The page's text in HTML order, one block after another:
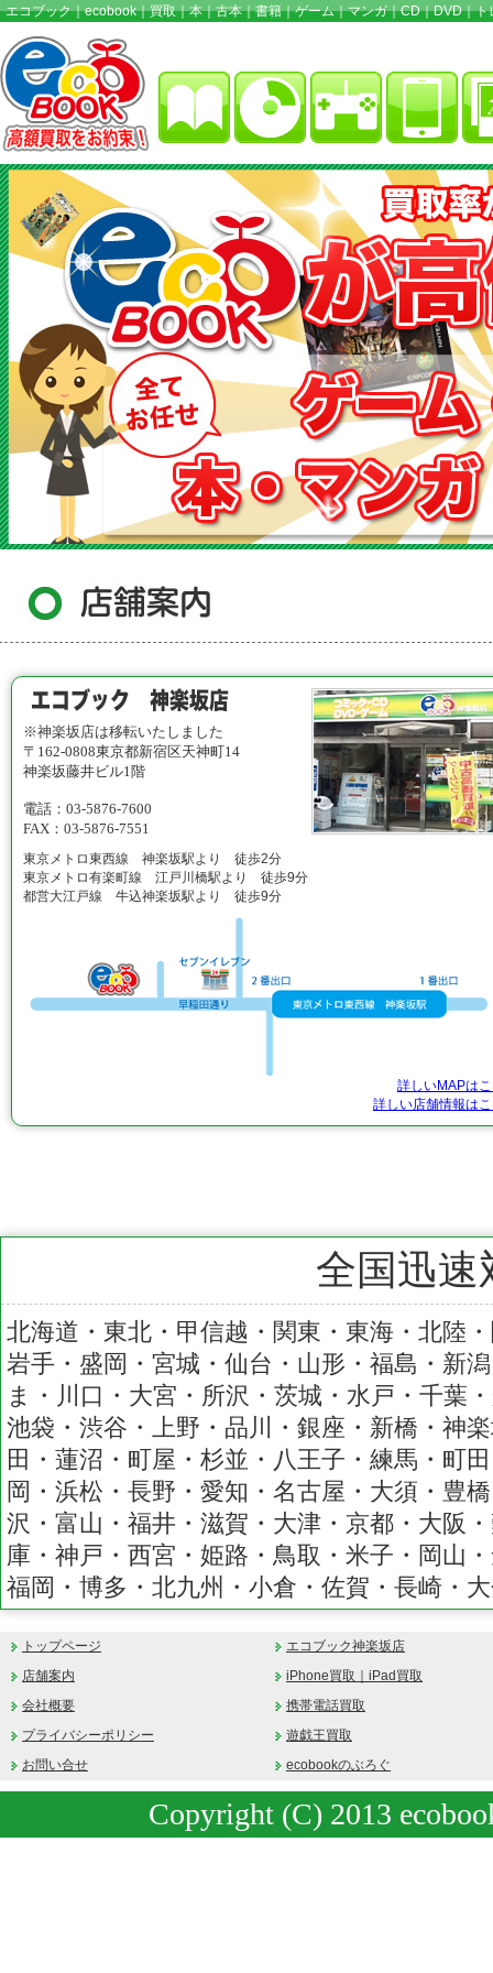
エコブック｜ecobook｜買取｜本｜古本｜書籍｜ゲーム｜マンガ｜CD｜DVD｜
※神楽坂店は移転いたしました
〒162-0808東京都新宿区天神町14
神楽坂藤井ビル1階
電話：03-5876-7600
FAX：03-5876-7551
東京メトロ東西線 神楽坂駅より 徒歩2分
東京メトロ有楽町線 江戸川橋駅より 徒歩9分
都営大江戸線 牛込神楽坂駅より 徒歩9分
詳しいMAPは
詳しい店舗情報は
全国迅速
北海道・東北・甲信越・関東・東海・北陸
岩手・盛岡・宮城・仙台・山形・福島・新
ま・川口・大宮・所沢・茨城・水戸・千葉
池袋・渋谷・上野・品川・銀座・新橋・神
田・蓮沼・町屋・杉並・八王子・練馬・町
岡・浜松・長野・愛知・名古屋・大須・豊
沢・富山・福井・滋賀・大津・京都・大阪
庫・神戸・西宮・姫路・鳥取・米子・岡山
福岡・博多・北九州・小倉・佐賀・長崎・
トップページ
店舗案内
会社概要
プライバシーポリシー
お問い合せ
エコブック神楽坂店
iPhone買取｜iPad買取
携帯電話買取
遊戯王買取
ecobookのぶろぐ
Copyright (C) 2013